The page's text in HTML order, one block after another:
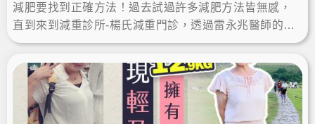
減肥要找到正確方法！過去試過許多減肥方法皆無感，
直到來到減重診所-楊氏減重門診，透過雷永兆醫師的專
業瘦身方案，7個多月瘦了21.5公斤，現在體態輕盈，更
加自信！